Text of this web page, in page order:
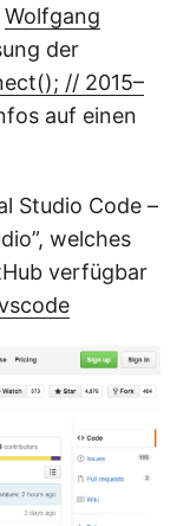
Wolfgang
der
// 2015–
auf einen
Studio Code –
welches
verfügbar